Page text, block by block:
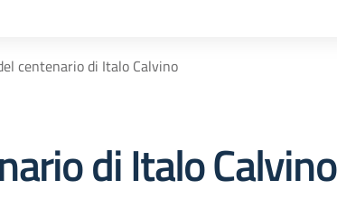
centenario di Italo Calvino
di Italo Calvino